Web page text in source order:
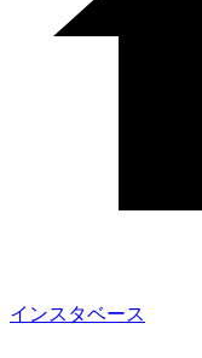
インスタベース